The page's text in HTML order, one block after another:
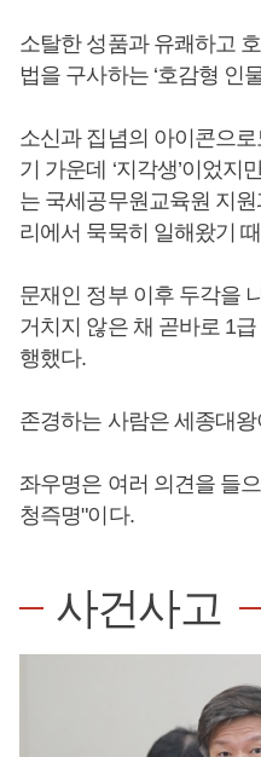
소탈한 성품과 유쾌하고
법을 구사하는 ‘호감형 인
소신과 집념의 아이콘으
기 가운데 ‘지각생’이었지
는 국세공무원교육원 지
리에서 묵묵히 일해왔기
문재인 정부 이후 두각을
거치지 않은 채 곧바로 1
행했다.
존경하는 사람은 세종대
좌우명은 여러 의견을 들
청즉명"이다.
사건사고